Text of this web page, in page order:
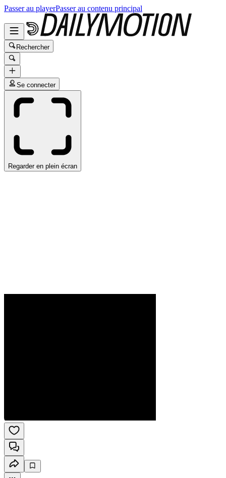
Passer au playerPasser au contenu principal
Rechercher
Se connecter
Regarder en plein écran